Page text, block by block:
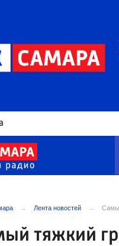
Лента новостей
тяжкий